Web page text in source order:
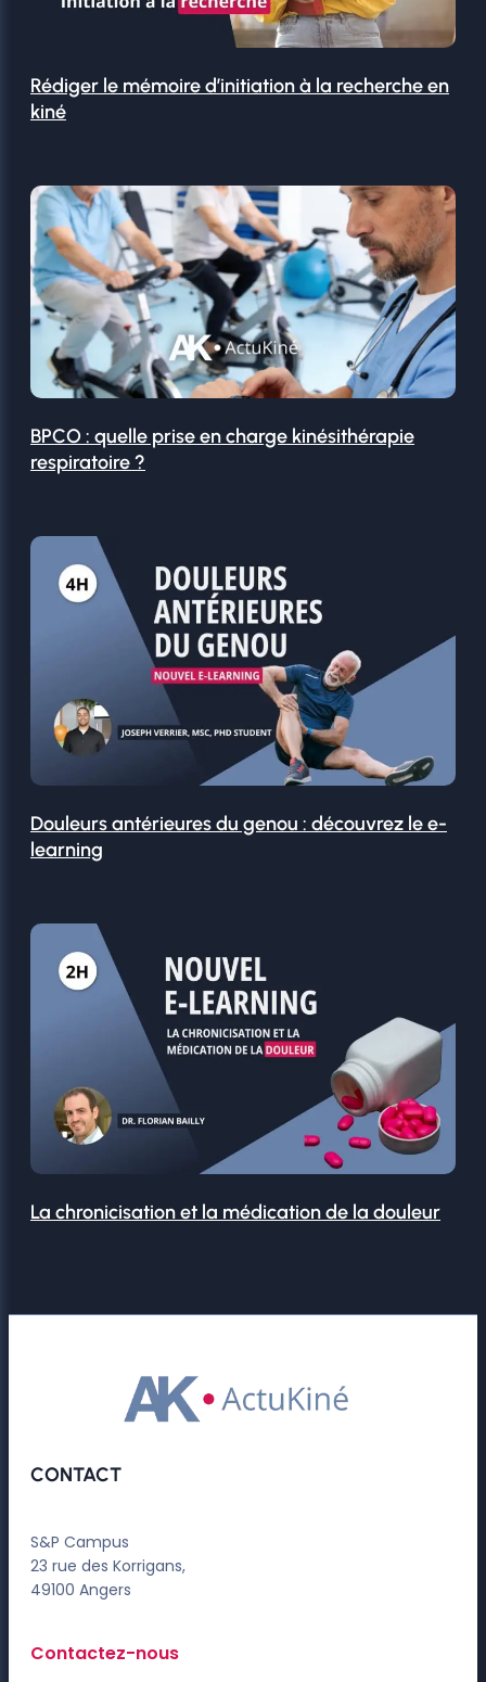
Rédiger le mémoire d’initiation à la recherche en
kiné
BPCO : quelle prise en charge kinésithérapie
respiratoire ?
Douleurs antérieures du genou : découvrez le e-
learning
La chronicisation et la médication de la douleur
CONTACT
S&P Campus
23 rue des Korrigans,
49100 Angers
Contactez-nous